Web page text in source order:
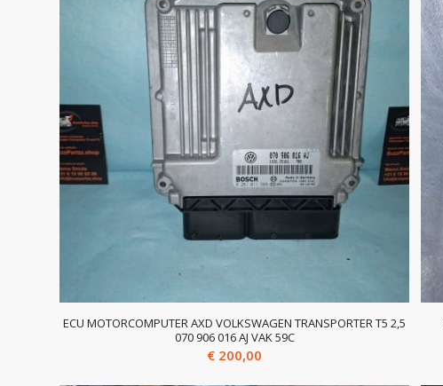
ECU MOTORCOMPUTER AXD VOLKSWAGEN TRANSPORTER T5 2,5
070 906 016 AJ VAK 59C
€ 200,00